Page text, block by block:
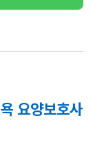
요양보호사